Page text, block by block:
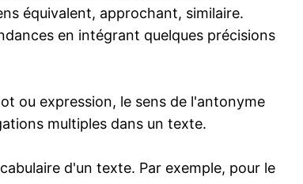
équivalent, approchant, similaire.
en intégrant quelques précisions
ou expression, le sens de l'antonyme
multiples dans un texte.
d'un texte. Par exemple, pour le